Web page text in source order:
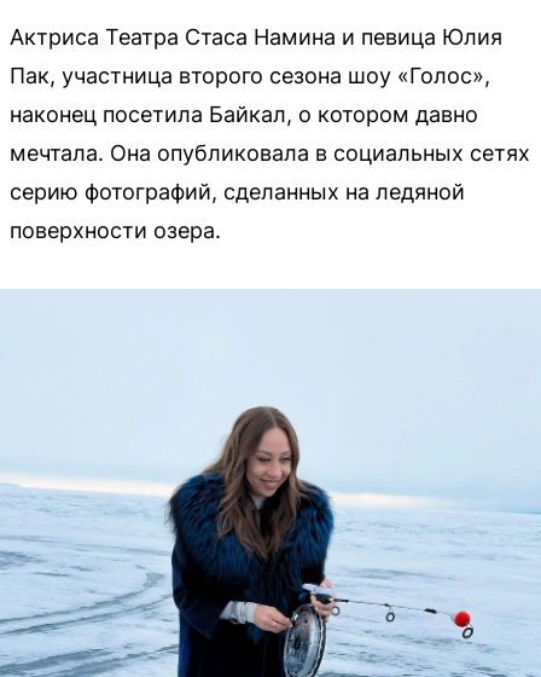
Актриса Театра Стаса Намина и певица Юлия
Пак, участница второго сезона шоу «Голос»,
наконец посетила Байкал, о котором давно
мечтала. Она опубликовала в социальных сетях
серию фотографий, сделанных на ледяной
поверхности озера.